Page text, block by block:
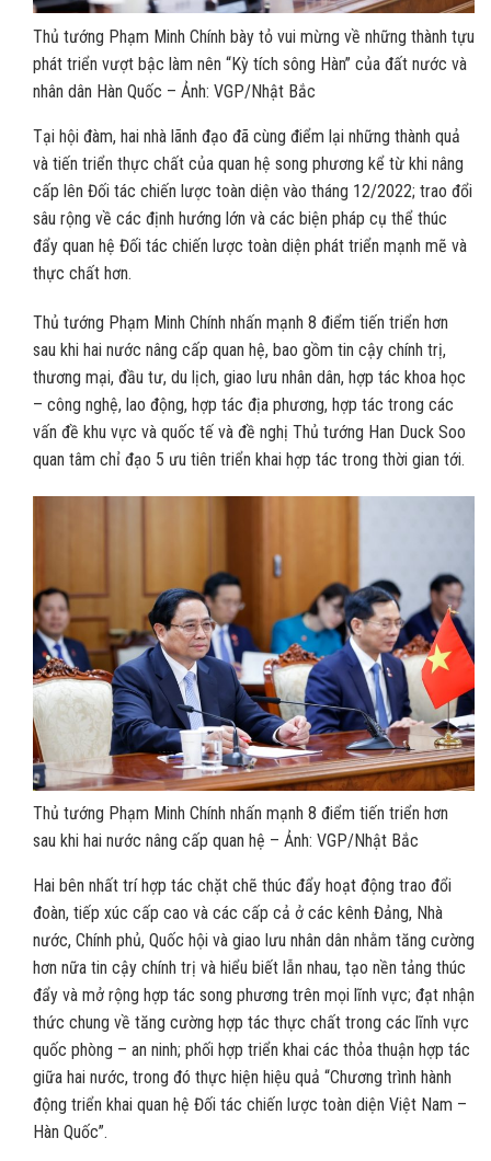
Thủ tướng Phạm Minh Chính bày tỏ vui mừng về những thành tựu
phát triển vượt bậc làm nên “Kỳ tích sông Hàn” của đất nước và
nhân dân Hàn Quốc – Ảnh: VGP/Nhật Bắc
Tại hội đàm, hai nhà lãnh đạo đã cùng điểm lại những thành quả
và tiến triển thực chất của quan hệ song phương kể từ khi nâng
cấp lên Đối tác chiến lược toàn diện vào tháng 12/2022; trao đổi
sâu rộng về các định hướng lớn và các biện pháp cụ thể thúc
đẩy quan hệ Đối tác chiến lược toàn diện phát triển mạnh mẽ và
thực chất hơn.
Thủ tướng Phạm Minh Chính nhấn mạnh 8 điểm tiến triển hơn
sau khi hai nước nâng cấp quan hệ, bao gồm tin cậy chính trị,
thương mại, đầu tư, du lịch, giao lưu nhân dân, hợp tác khoa học
– công nghệ, lao động, hợp tác địa phương, hợp tác trong các
vấn đề khu vực và quốc tế và đề nghị Thủ tướng Han Duck Soo
quan tâm chỉ đạo 5 ưu tiên triển khai hợp tác trong thời gian tới.
Thủ tướng Phạm Minh Chính nhấn mạnh 8 điểm tiến triển hơn
sau khi hai nước nâng cấp quan hệ – Ảnh: VGP/Nhật Bắc
Hai bên nhất trí hợp tác chặt chẽ thúc đẩy hoạt động trao đổi
đoàn, tiếp xúc cấp cao và các cấp cả ở các kênh Đảng, Nhà
nước, Chính phủ, Quốc hội và giao lưu nhân dân nhằm tăng cường
hơn nữa tin cậy chính trị và hiểu biết lẫn nhau, tạo nền tảng thúc
đẩy và mở rộng hợp tác song phương trên mọi lĩnh vực; đạt nhận
thức chung về tăng cường hợp tác thực chất trong các lĩnh vực
quốc phòng – an ninh; phối hợp triển khai các thỏa thuận hợp tác
giữa hai nước, trong đó thực hiện hiệu quả “Chương trình hành
động triển khai quan hệ Đối tác chiến lược toàn diện Việt Nam –
Hàn Quốc”.